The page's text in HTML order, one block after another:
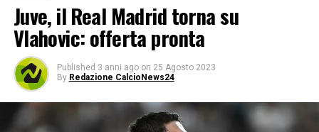
Juve, il Real Madrid torna su
Vlahovic: offerta pronta
Published 3 anni ago on 25 Agosto 2023
By Redazione CalcioNews24